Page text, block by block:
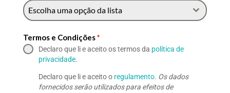
Escolha uma opção da lista
Termos e Condições*
Declaro que li e aceito os termos da política de
privacidade.
Declaro que li e aceito o regulamento. Os dados
fornecidos serão utilizados para efeitos de